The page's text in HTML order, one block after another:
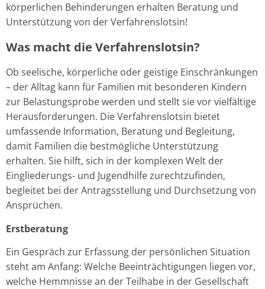
körperlichen Behinderungen erhalten Beratung und
Unterstützung von der Verfahrenslotsin!
Was macht die Verfahrenslotsin?
Ob seelische, körperliche oder geistige Einschränkungen
– der Alltag kann für Familien mit besonderen Kindern
zur Belastungsprobe werden und stellt sie vor vielfältige
Herausforderungen. Die Verfahrenslotsin bietet
umfassende Information, Beratung und Begleitung,
damit Familien die bestmögliche Unterstützung
erhalten. Sie hilft, sich in der komplexen Welt der
Eingliederungs- und Jugendhilfe zurechtzufinden,
begleitet bei der Antragsstellung und Durchsetzung von
Ansprüchen.
Erstberatung
Ein Gespräch zur Erfassung der persönlichen Situation
steht am Anfang: Welche Beeinträchtigungen liegen vor,
welche Hemmnisse an der Teilhabe in der Gesellschaft